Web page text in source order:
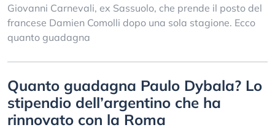
Giovanni Carnevali, ex Sassuolo, che prende il posto del
francese Damien Comolli dopo una sola stagione. Ecco
quanto guadagna
Quanto guadagna Paulo Dybala? Lo
stipendio dell’argentino che ha
rinnovato con la Roma